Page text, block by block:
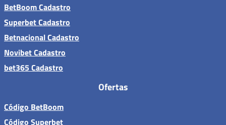
BetBoom Cadastro
Superbet Cadastro
Betnacional Cadastro
Novibet Cadastro
bet365 Cadastro
Ofertas
Código BetBoom
Código Superbet